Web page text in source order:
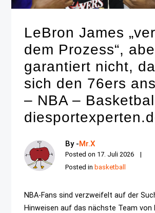
LeBron James
dem Prozess“,
garantiert nicht,
sich den 76ers
– NBA –
By -Mr.X
Posted on 17. Juli 2026
Posted in basketball
NBA-Fans sind verzweifelt auf der
Hinweisen auf das nächste Team von